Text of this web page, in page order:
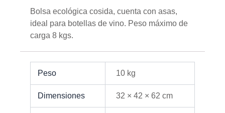
Bolsa ecológica cosida, cuenta con asas,
ideal para botellas de vino. Peso máximo de
carga 8 kgs.
Peso 10 kg
Dimensiones 32 × 42 × 62 cm